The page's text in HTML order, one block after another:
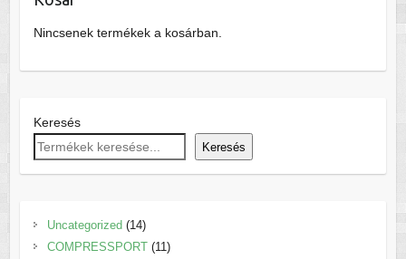
Nincsenek termékek a kosárban.
Keresés
Keresés
Uncategorized 1414
termék
COMPRESSPORT 1111